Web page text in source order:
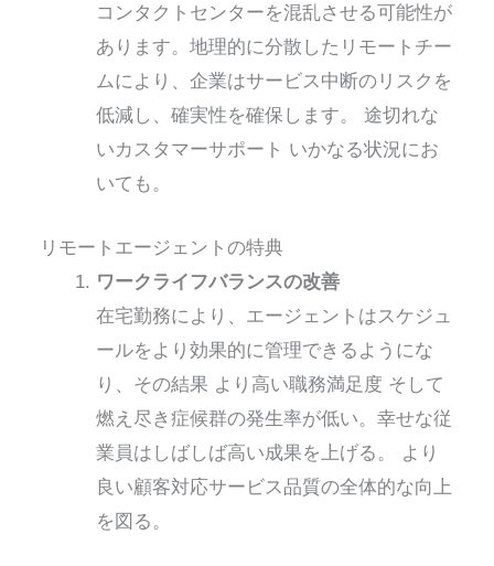
コンタクトセンターを混乱させる可能性が
あります。地理的に分散したリモートチー
ムにより、企業はサービス中断のリスクを
低減し、確実性を確保します。途切れな
いカスタマーサポート いかなる状況にお
いても。
リモートエージェントの特典
ワークライフバランスの改善
在宅勤務により、エージェントはスケジュ
ールをより効果的に管理できるようにな
り、その結果 より高い職務満足度 そして
燃え尽き症候群の発生率が低い。幸せな従
業員はしばしば高い成果を上げる。 より
良い顧客対応サービス品質の全体的な向上
を図る。